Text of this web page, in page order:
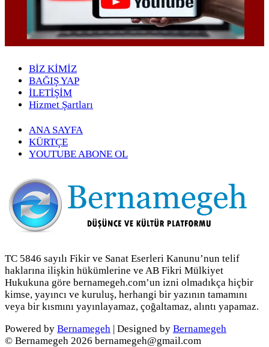
BİZ KİMİZ
BAĞIŞ YAP
İLETİŞİM
Hizmet Şartları
ANA SAYFA
KÜRTÇE
YOUTUBE ABONE OL
TC 5846 sayılı Fikir ve Sanat Eserleri Kanunu’nun telif
haklarına ilişkin hükümlerine ve AB Fikri Mülkiyet
Hukukuna göre bernamegeh.com’un izni olmadıkça hiçbir
kimse, yayıncı ve kuruluş, herhangi bir yazının tamamını
veya bir kısmını yayınlayamaz, çoğaltamaz, alıntı yapamaz.
Powered by Bernamegeh | Designed by Bernamegeh
© Bernamegeh 2026 bernamegeh@gmail.com